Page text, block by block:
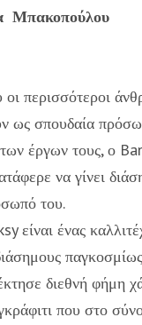
Μπακοπούλου
περισσότεροι
ως σπουδαία
έργων τους, ο
να γίνει
του.
είναι ένας
διεθνή φήμη
που στο